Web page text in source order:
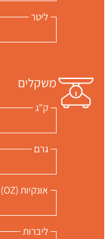
ליטר
משקלים
ק"ג
גרם
אונקיות (OZ)
ליברות